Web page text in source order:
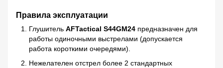
Правила эксплуатации
Глушитель AFTactical S44GM24 предназначен для
работы одиночными выстрелами (допускается
работа короткими очередями).
Нежелателен отстрел более 2 стандартных